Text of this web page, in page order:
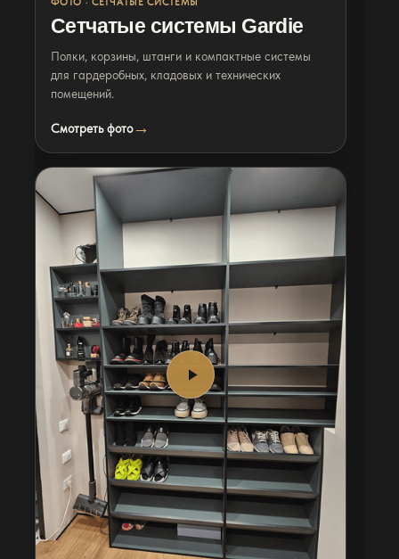
Сетчатые системы Gardie
Полки, корзины, штанги и компактные системы
для гардеробных, кладовых и технических
помещений.
Смотреть фото